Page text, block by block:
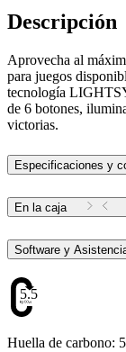
Descripción
Aprovecha al
para juegos
tecnología
de 6 botones,
victorias.
Especificaciones y
En la caja
Software y
5.51
Huella de carbono: